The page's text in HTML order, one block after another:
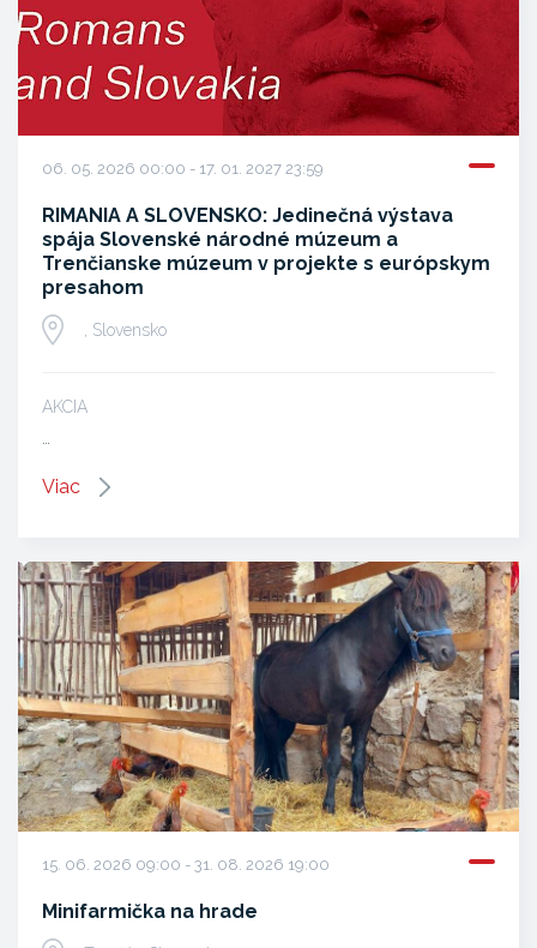
06. 05. 2026 00:00 - 17. 01. 2027 23:59
RIMANIA A SLOVENSKO: Jedinečná výstava
spája Slovenské národné múzeum a
Trenčianske múzeum v projekte s európskym
presahom
, Slovensko
AKCIA
Viac
15. 06. 2026 09:00 - 31. 08. 2026 19:00
Minifarmička na hrade